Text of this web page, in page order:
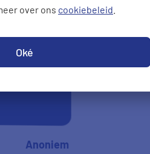
over ons cookiebeleid
Oké
Anoniem